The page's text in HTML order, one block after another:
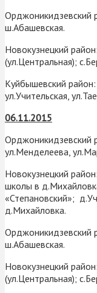
Орджоникидзевский
ш.Абашевская.
Новокузнецкий
(ул.Центральная);
Куйбышевский
ул.Учительская,
06.11.2015
Орджоникидзевский
ул.Менделеева,
Новокузнецкий
школы в
«Степановский»;
д.Михайловка.
Орджоникидзевский
ш.Абашевская.
Новокузнецкий
(ул.Центральная);